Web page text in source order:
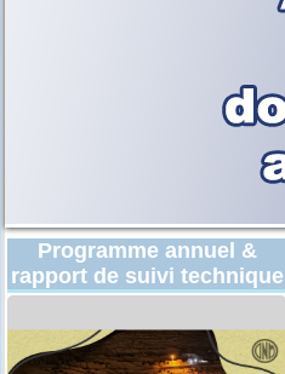
Programme annuel &
rapport de suivi technique